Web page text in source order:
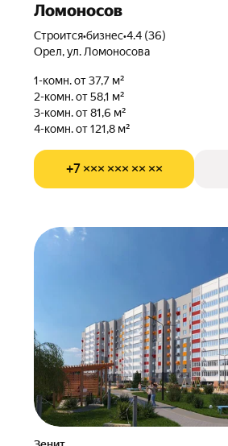
Ломоносов
Строится•бизнес•4.4 (36)
Орел, ул. Ломоносова
1-комн. от 37,7 м²
2-комн. от 58,1 м²
3-комн. от 81,6 м²
4-комн. от 121,8 м²
+7 ××× ××× ×× ××